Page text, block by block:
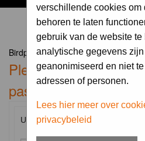
verschillende cookies om
behoren te laten
gebruik van de website
analytische gegevens
geanonimiseerd en niet
adressen of personen.
Lees hier meer over
privacybeleid
Birdpix.nl Forum Index
Please enter your
password to log in.
Username: